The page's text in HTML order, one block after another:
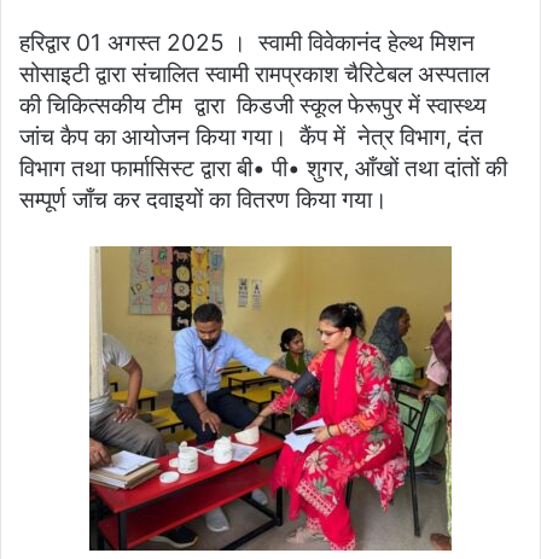
हरिद्वार 01 अगस्त 2025 । स्वामी विवेकानंद हेल्थ मिशन
सोसाइटी द्वारा संचालित स्वामी रामप्रकाश चैरिटेबल अस्पताल
की चिकित्सकीय टीम द्वारा किडजी स्कूल फेरूपुर में स्वास्थ्य
जांच कैप का आयोजन किया गया। कैंप में नेत्र विभाग, दंत
विभाग तथा फार्मासिस्ट द्वारा बी• पी• शुगर, आँखों तथा दांतों की
सम्पूर्ण जाँच कर दवाइयों का वितरण किया गया।